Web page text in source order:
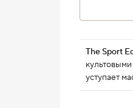
The Sport
уступает